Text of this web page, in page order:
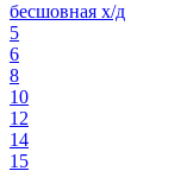
бесшовная х/д
5
6
8
10
12
14
15